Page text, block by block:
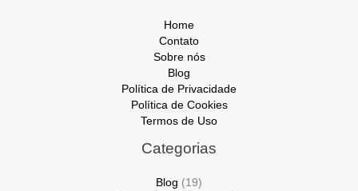
Home
Contato
Sobre nós
Blog
Política de Privacidade
Política de Cookies
Termos de Uso
Categorias
Blog (19)